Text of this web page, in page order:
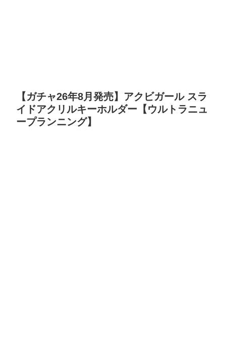
【ガチャ26年8月発売】アクビガール スラ
イドアクリルキーホルダー【ウルトラニュ
ープランニング】